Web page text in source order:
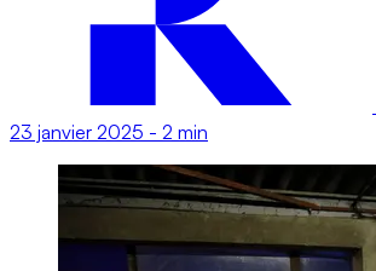
23 janvier 2025 - 2 min